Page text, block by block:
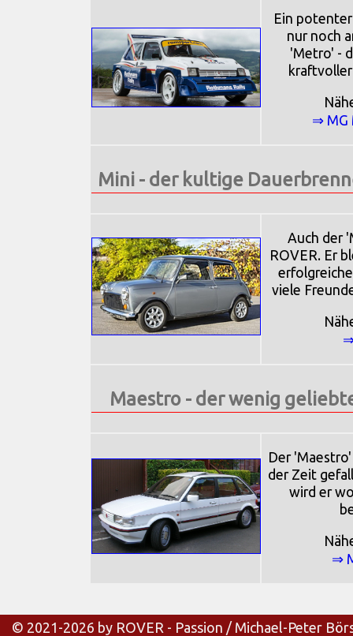
Ein
nur noch
'Metro' -
kraftvoller
⇒ MG
Mini - der kultige
Auch der
ROVER. Er
viele
Maestro - der wenig
Der
der Zeit
wird er
⇒
© 2021-2026 by ROVER - Passion / Michael-Peter